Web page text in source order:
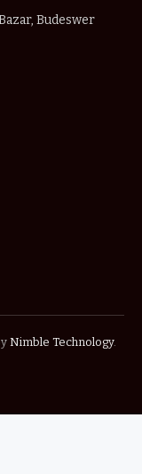
Budeswer
Nimble Technology.